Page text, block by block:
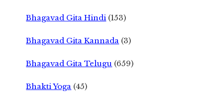
Bhagavad Gita Hindi (153)
Bhagavad Gita Kannada (3)
Bhagavad Gita Telugu (659)
Bhakti Yoga (45)